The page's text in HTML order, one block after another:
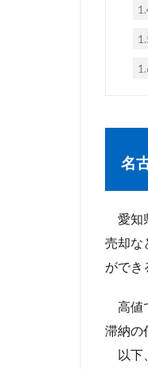
名
愛知
売却な
ができ
高値
滞納の
以下